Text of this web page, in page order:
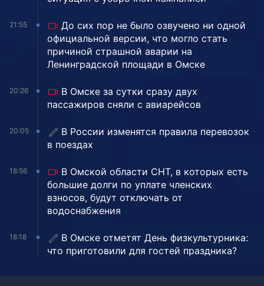
21:55
До сих пор не было озвучено ни одной
официальной версии, что могло стать
причиной страшной аварии на
Ленинградской площади в Омске
20:26
В Омске за сутки сразу двух
пассажиров сняли с авиарейсов
20:05
В России изменятся правила перевозок
в поездах
18:56
В Омской области СНТ, в которых есть
большие долги по уплате членских
взносов, будут отключать от
водоснабжения
18:18
В Омске отметят День физкультурника:
что приготовили для гостей праздника?